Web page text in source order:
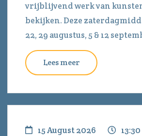
vrijblijvend werk van
bekijken. Deze
22, 29 augustus, 5 & 12
Lees meer
15 August 2026 13:30